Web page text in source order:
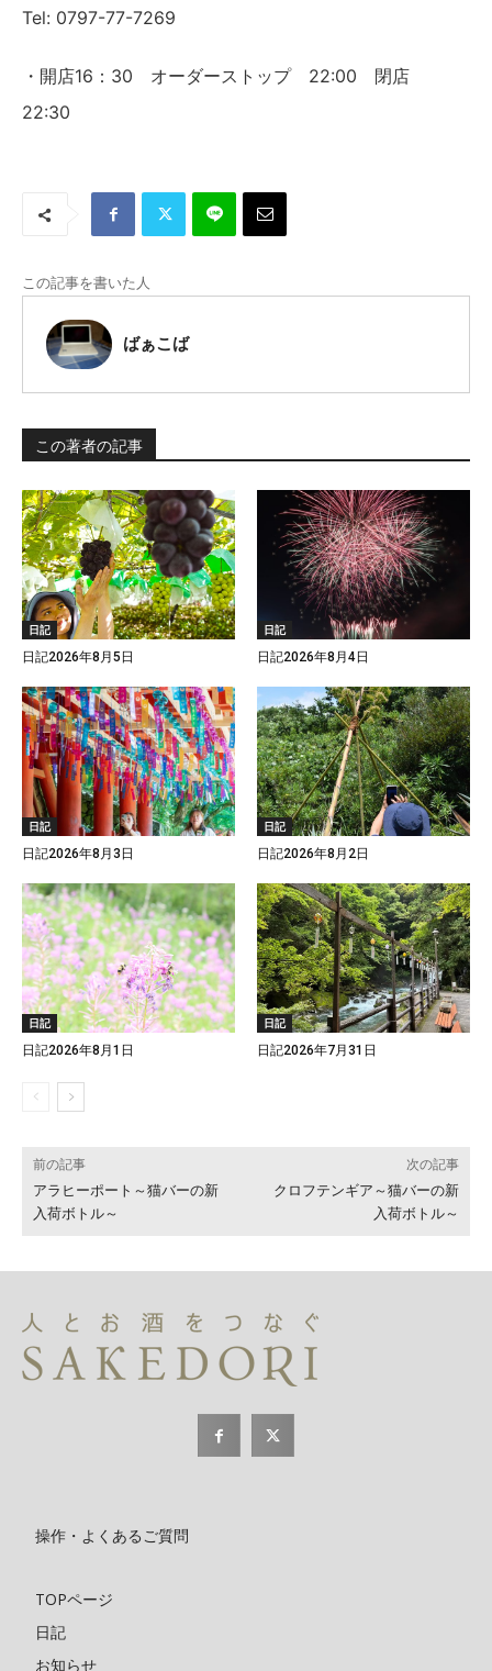
Tel: 0797-77-7269
・開店16：30 オーダーストップ 22:00 閉店
22:30
この記事を書いた人
ばぁこば
この著者の記事
日記
日記2026年8月5日
日記
日記2026年8月4日
日記
日記2026年8月3日
日記
日記2026年8月2日
日記
日記2026年8月1日
日記
日記2026年7月31日
前の記事
アラヒーポート～猫バーの新
入荷ボトル～
次の記事
クロフテンギア～猫バーの新
入荷ボトル～
操作・よくあるご質問
TOPページ
日記
お知らせ